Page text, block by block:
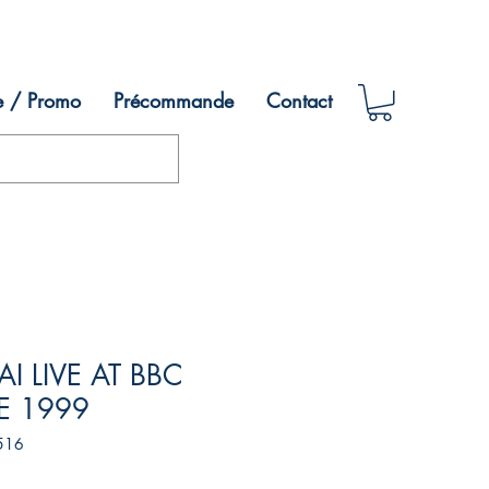
/ Promo Précommande Contact
LIVE AT BBC
1999